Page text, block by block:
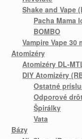
Shake and Vape
Pacha Mama
BOMBO
Vampire Vape 30
Atomizéry
Atomizéry DL-
DIY Atomizéry
Ostatné
Odporové
Špirálky
Vata
Bázy